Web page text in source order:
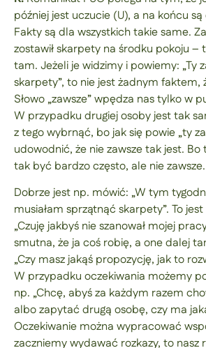
później jest uczucie (U), a na końcu
Fakty są dla wszystkich takie same.
zostawił skarpety na środku pokoju –
tam. Jeżeli je widzimy i powiemy: „Ty
skarpety”, to nie jest żadnym faktem,
Słowo „zawsze” wpędza nas tylko w
W przypadku drugiej osoby jest tak
z tego wybrnąć, bo jak się powie „ty
udowodnić, że nie zawsze tak jest.
tak być bardzo często, ale nie zawsze.
Dobrze jest np. mówić: „W tym
musiałam sprzątnąć skarpety”. To
„Czuję jakbyś nie szanował mojej
smutna, że ja coś robię, a one dalej
„Czy masz jakąś propozycję, jak to
W przypadku oczekiwania możemy
np. „Chcę, abyś za każdym razem
albo zapytać drugą osobę, czy ma
Oczekiwanie można wypracować
zaczniemy wydawać rozkazy, to nasz